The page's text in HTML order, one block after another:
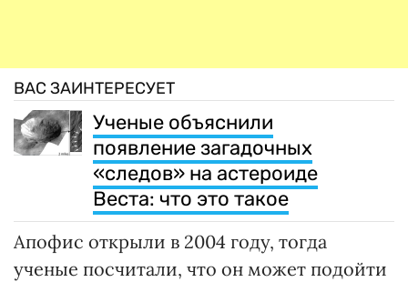
ВАС ЗАИНТЕРЕСУЕТ
Ученые объяснили
появление загадочных
«следов» на астероиде
Веста: что это такое
Апофис открыли в 2004 году, тогда
ученые посчитали, что он может подойти